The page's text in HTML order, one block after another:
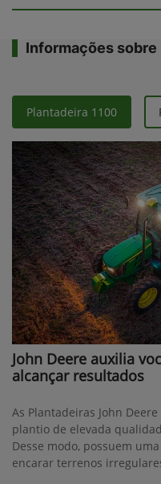
Informações sobre
Plantadeira 1100
John Deere auxilia
alcançar resultados
As Plantadeiras John
plantio de elevada
Desse modo, possuem
encarar terrenos